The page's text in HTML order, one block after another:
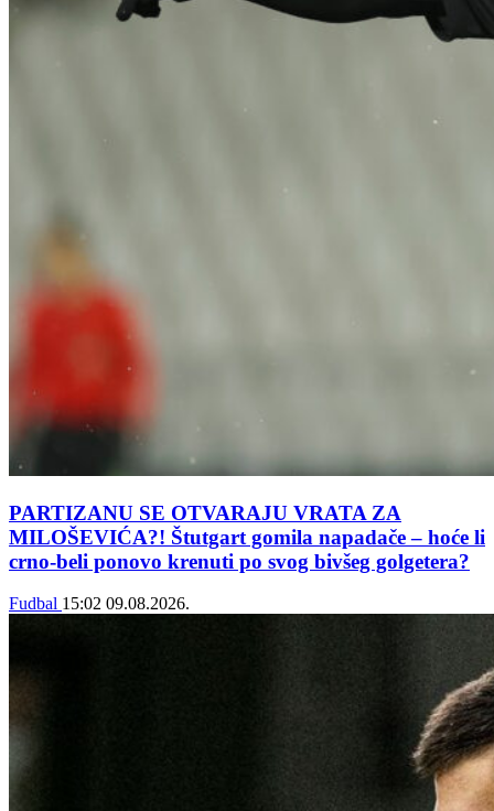
PARTIZANU SE OTVARAJU VRATA ZA
MILOŠEVIĆA?! Štutgart gomila napadače – hoće li
crno-beli ponovo krenuti po svog bivšeg golgetera?
Fudbal 15:02 09.08.2026.